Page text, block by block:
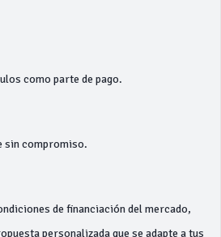
como parte de pago.
sin compromiso.
de financiación del mercado,
personalizada que se adapte a tus